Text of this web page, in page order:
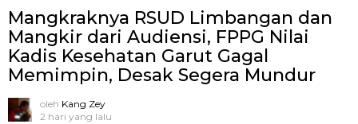
Mangkraknya RSUD Limbangan dan
Mangkir dari Audiensi, FPPG Nilai
Kadis Kesehatan Garut Gagal
Memimpin, Desak Segera Mundur
oleh Kang Zey
2 hari yang lalu